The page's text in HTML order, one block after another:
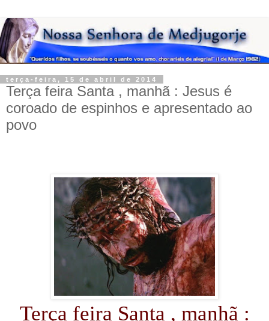
terça-feira, 15 de abril de 2014
Terça feira Santa , manhã : Jesus é
coroado de espinhos e apresentado ao
povo
Terça feira Santa , manhã :